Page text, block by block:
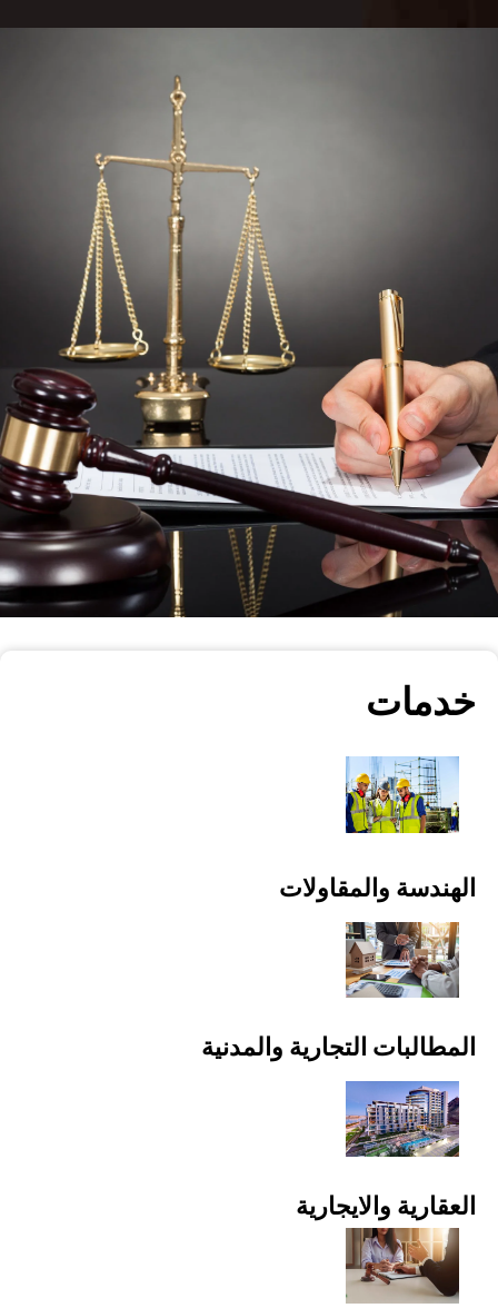
Drafting,
studying
and
reviewing
contracts
of all kinds
خدمات
الهندسة والمقاولات
المطالبات التجارية والمدنية
العقارية والايجارية